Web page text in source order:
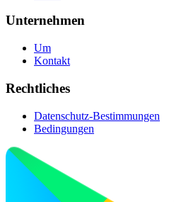
Unternehmen
Um
Kontakt
Rechtliches
Datenschutz-Bestimmungen
Bedingungen